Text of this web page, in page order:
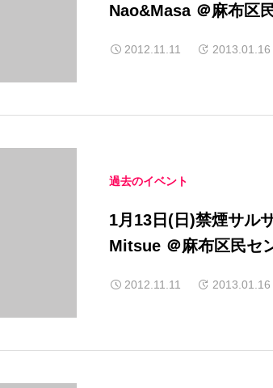
Nao&Masa ＠麻布区
2012.11.11 2013.01.16
過去のイベント
1月13日(日)禁煙サル
Mitsue ＠麻布区民セ
2012.11.11 2013.01.16